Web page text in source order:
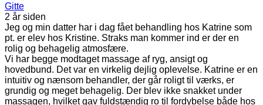
Gitte
2 år siden
Jeg og min datter har i dag fået behandling hos Katrine som
pt. er elev hos Kristine. Straks man kommer ind er der en
rolig og behagelig atmosfære.
Vi har begge modtaget massage af ryg, ansigt og
hovedbund. Det var en virkelig dejlig oplevelse. Katrine er en
intuitiv og nænsom behandler, der går roligt til værks, er
grundig og meget behagelig. Der blev ikke snakket under
massagen, hvilket gav fuldstændig ro til fordybelse både hos